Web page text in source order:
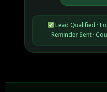
Lead Qualified ·
Reminder Sent ·